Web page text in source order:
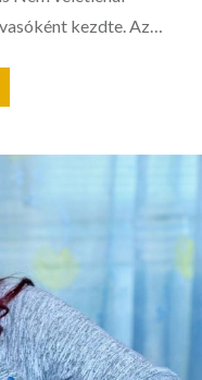
kezdte. Az…